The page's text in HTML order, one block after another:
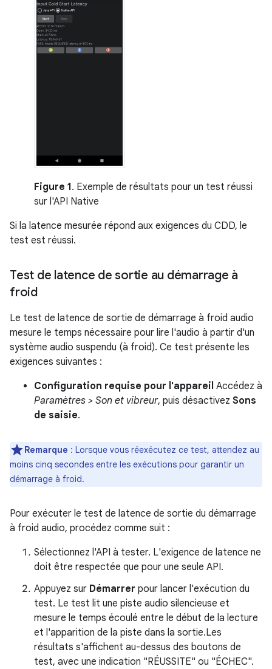
Figure 1. Exemple de résultats pour un test réussi
sur l'API Native
Si la latence mesurée répond aux exigences du CDD, le
test est réussi.
Test de latence de sortie au démarrage à
froid
Le test de latence de sortie de démarrage à froid audio
mesure le temps nécessaire pour lire l'audio à partir d'un
système audio suspendu (à froid). Ce test présente les
exigences suivantes :
Configuration requise pour l'appareil Accédez à
Paramètres > Son et vibreur, puis désactivez Sons
de saisie.
Remarque : Lorsque vous réexécutez ce test, attendez au
moins cinq secondes entre les exécutions pour garantir un
démarrage à froid.
Pour exécuter le test de latence de sortie du démarrage
à froid audio, procédez comme suit :
Sélectionnez l'API à tester. L'exigence de latence ne
doit être respectée que pour une seule API.
Appuyez sur Démarrer pour lancer l'exécution du
test. Le test lit une piste audio silencieuse et
mesure le temps écoulé entre le début de la lecture
et l'apparition de la piste dans la sortie.Les
résultats s'affichent au-dessus des boutons de
test, avec une indication "RÉUSSITE" ou "ÉCHEC".